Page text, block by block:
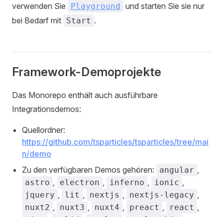
verwenden Sie
Playground
und starten Sie sie nur
bei Bedarf mit Start .
Framework-Demoprojekte
Das Monorepo enthält auch ausführbare
Integrationsdemos:
Quellordner:
https://github.com/tsparticles/tsparticles/tree/mai
n/demo
Zu den verfügbaren Demos gehören:
angular
astro electron inferno ionic
jquery lit nextjs nextjs-legacy
nuxt2 nuxt3 nuxt4 preact react